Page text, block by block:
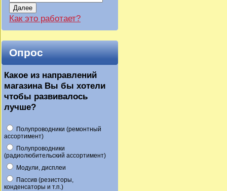
Далее
Как это работает?
Опрос
Какое из направлений
магазина Вы бы хотели
чтобы развивалось
лучше?
Полупроводники (ремонтный
ассортимент)
Полупроводники
(радиолюбительский ассортимент)
Модули, дисплеи
Пассив (резисторы,
конденсаторы и т.п.)